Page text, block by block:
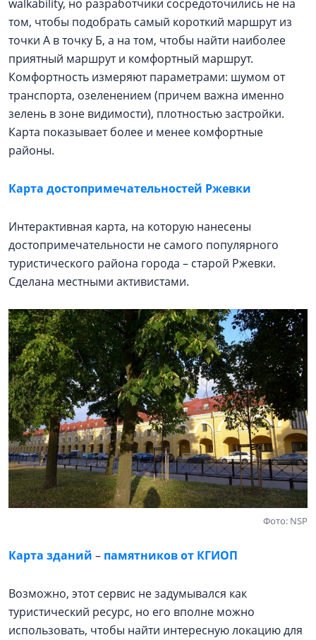
walkability, но разработчики сосредоточились не на
том, чтобы подобрать самый короткий маршрут из
точки А в точку Б, а на том, чтобы найти наиболее
приятный маршрут и комфортный маршрут.
Комфортность измеряют параметрами: шумом от
транспорта, озеленением (причем важна именно
зелень в зоне видимости), плотностью застройки.
Карта показывает более и менее комфортные
районы.
Карта достопримечательностей Ржевки
Интерактивная карта, на которую нанесены
достопримечательности не самого популярного
туристического района города – старой Ржевки.
Сделана местными активистами.
Фото: NSP
Карта зданий – памятников от КГИОП
Возможно, этот сервис не задумывался как
туристический ресурс, но его вполне можно
использовать, чтобы найти интересную локацию для